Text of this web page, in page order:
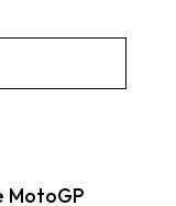
MotoGP